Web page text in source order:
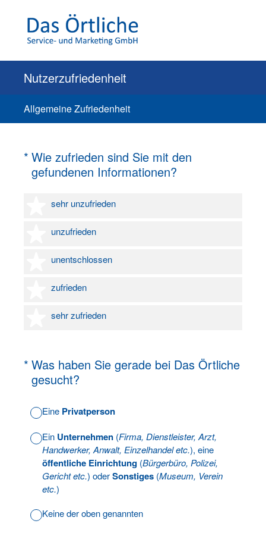
Nutzerzufriedenheit
Allgemeine Zufriedenheit
* Wie zufrieden sind Sie mit den
gefundenen Informationen?
(Erforderlich.)
sehr unzufrieden
1 Stern
unzufrieden
2 Sterne
unentschlossen
3 Sterne
zufrieden
4 Sterne
sehr zufrieden
5 Sterne
* Was haben Sie gerade bei Das Örtliche
gesucht?
(Erforderlich.)
Eine Privatperson
Ein Unternehmen (Firma, Dienstleister, Arzt,
Handwerker, Anwalt, Einzelhandel etc.), eine
öffentliche Einrichtung (Bürgerbüro, Polizei,
Gericht etc.) oderSonstiges (Museum, Verein
etc.)
Keine der oben genannten